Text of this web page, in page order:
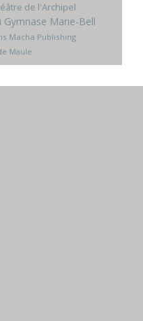
de l'Archipel
Marie-Bell
Macha Publishing
Maule